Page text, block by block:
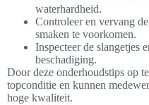
waterhardheid.
Controleer en vervang
smaken te voorkomen.
Inspecteer de slangetjes
beschadiging.
Door deze onderhoudstips op
topconditie en kunnen
hoge kwaliteit.